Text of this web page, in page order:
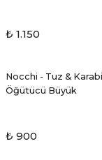
₺ 1.150
Nocchi - Tuz &
Öğütücü Büyük
₺ 900